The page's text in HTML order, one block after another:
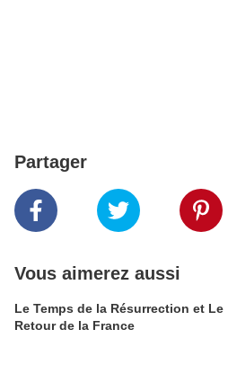
Partager
Vous aimerez aussi
Le Temps de la Résurrection et Le
Retour de la France